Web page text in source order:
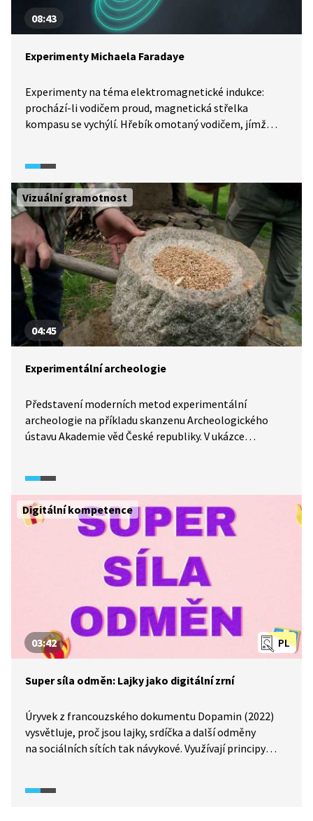
08:43
Experimenty Michaela Faradaye
Experimenty na téma elektromagnetické indukce:
prochází-li vodičem proud, magnetická střelka
kompasu se vychýlí. Hřebík omotaný vodičem, jímž
jednoduchý generátor elektrického proudu?
Vizuální gramotnost
04:45
Experimentální archeologie
Představení moderních metod experimentální
archeologie na příkladu skanzenu Archeologického
ústavu Akademie věd České republiky. V ukázce
následně ukazuje venkovské obydlí 13. a 14. století.
Digitální kompetence
PL
03:42
Super síla odměn: Lajky jako digitální zrní
Úryvek z francouzského dokumentu Dopamin (2022)
vysvětluje, proč jsou lajky, srdíčka a další odměny
na sociálních sítích tak návykové. Využívají principy
tlačítko výměnou za potravu. Stejným způsobem